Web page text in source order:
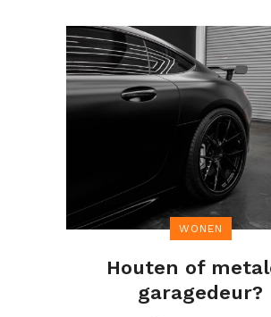
WONEN
Houten of
garagedeur?